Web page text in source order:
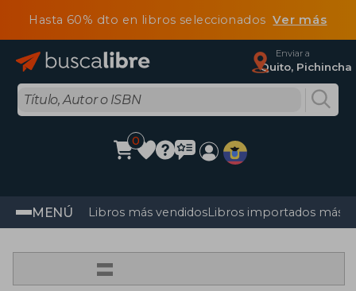
Hasta 60% dto en libros seleccionadosVer más
Enviar a
Quito, Pichincha
0
MENÚ Libros más vendidosLibros importados más
=